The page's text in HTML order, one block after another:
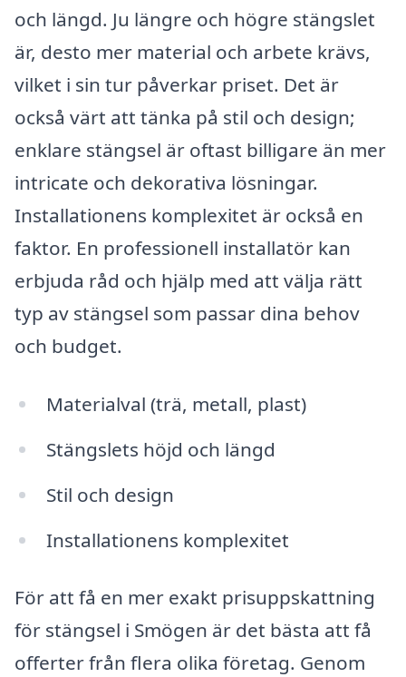
och längd. Ju längre och högre stängslet
är, desto mer material och arbete krävs,
vilket i sin tur påverkar priset. Det är
också värt att tänka på stil och design;
enklare stängsel är oftast billigare än mer
intricate och dekorativa lösningar.
Installationens komplexitet är också en
faktor. En professionell installatör kan
erbjuda råd och hjälp med att välja rätt
typ av stängsel som passar dina behov
och budget.
Materialval (trä, metall, plast)
Stängslets höjd och längd
Stil och design
Installationens komplexitet
För att få en mer exakt prisuppskattning
för stängsel i Smögen är det bästa att få
offerter från flera olika företag. Genom